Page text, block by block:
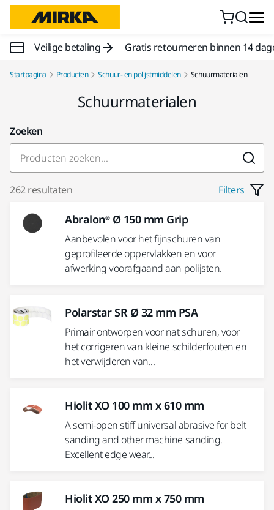
Doorgaan naar inhoud
Veilige betaling Gratis retourneren binnen 14
Startpagina Producten Schuur- en polijstmiddelen Schuurmaterialen
Schuurmaterialen
Zoeken
262 resultaten Filters
Abralon® Ø 150 mm Grip
Aanbevolen voor het fijnschuren van
geprofileerde oppervlakken en voor
afwerking voorafgaand aan polijsten.
Polarstar SR Ø 32 mm PSA
Primair ontworpen voor nat schuren, voor
het corrigeren van kleine schilderfouten en
het verwijderen van...
Hiolit XO 100 mm x 610 mm
A semi-open stiff universal abrasive for belt
sanding and other machine sanding.
Excellent edge wear...
Hiolit XO 250 mm x 750 mm